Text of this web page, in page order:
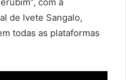
com a
de Ivete Sangalo,
todas as plataformas